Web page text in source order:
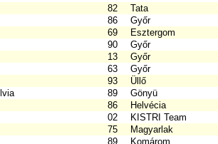
82
Tata
86
Győr
69
Esztergom
90
Győr
13
Győr
63
Győr
93
Üllő
89
Gönyü
86
Helvécia
02
KISTRI Team
75
Magyarlak
89
Komárom